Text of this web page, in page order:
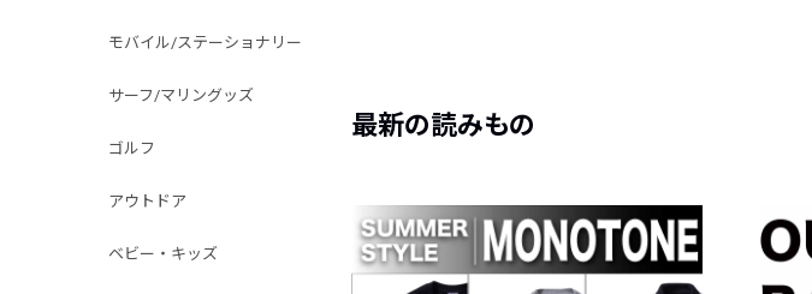
モバイル/ステーショナリー
サーフ/マリングッズ
ゴルフ
アウトドア
ベビー・キッズ
最新の読みもの